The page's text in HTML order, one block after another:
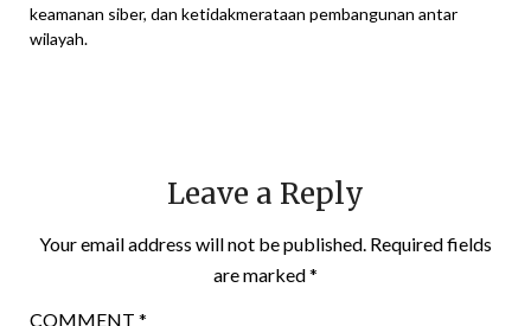
keamanan siber, dan ketidakmerataan pembangunan antar
wilayah.
Leave a Reply
Your email address will not be published. Required fields
are marked*
COMMENT *